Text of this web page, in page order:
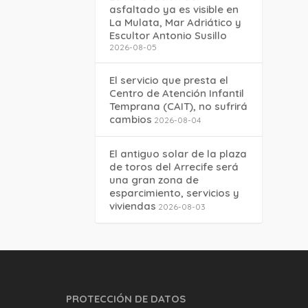
asfaltado ya es visible en
La Mulata, Mar Adriático y
Escultor Antonio Susillo
2026-08-05
El servicio que presta el
Centro de Atención Infantil
Temprana (CAIT), no sufrirá
cambios 2026-08-04
El antiguo solar de la plaza
de toros del Arrecife será
una gran zona de
esparcimiento, servicios y
viviendas 2026-08-03
PROTECCIÓN DE DATOS